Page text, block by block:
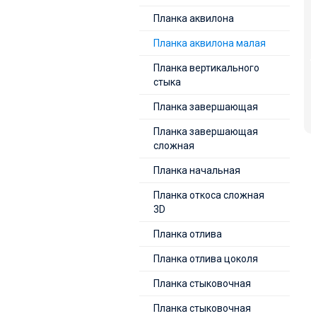
Планка аквилона
Планка аквилона малая
Планка вертикального
стыка
Планка завершающая
Планка завершающая
сложная
Планка начальная
Планка откоса сложная
3D
Планка отлива
Планка отлива цоколя
Планка стыковочная
Планка стыковочная